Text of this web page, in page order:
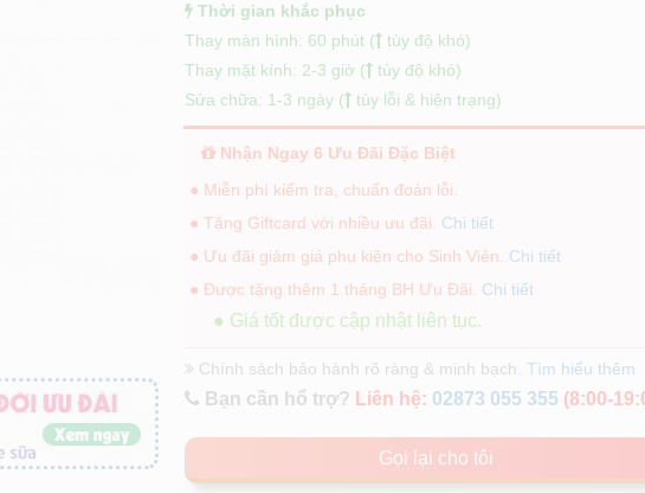
Thời gian khắc phục
Thay màn hình: 60 phút (
tùy độ khó)
Thay mặt kính: 2-3 giờ (
tùy độ khó)
Sửa chữa: 1-3 ngày (
tùy lỗi & hiện trạng)
Nhận Ngay 6 Ưu Đãi Đặc Biệt
● Miễn phí kiểm tra, chuẩn đoán lỗi.
● Tặng Giftcard với nhiều ưu đãi. Chi tiết
● Ưu đãi giảm giá phụ kiện cho Sinh Viên. Chi tiết
● Được tặng thêm 1 tháng BH Ưu Đãi. Chi tiết
● Giá tốt được cập nhật liên tục.
Chính sách bảo hành rõ ràng & minh bạch.Tìm hiểu thêm
Bạn cần hổ trợ? Liên hệ: 02873 055 355 (8:00-
Gọi lại cho tôi